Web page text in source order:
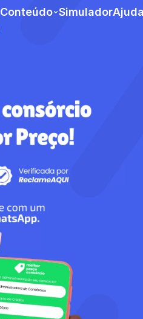
Conteúdo Simulador